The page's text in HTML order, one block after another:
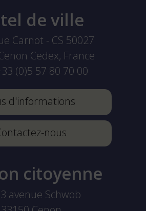
de ville
Carnot - CS 50027
Cedex, France
(0)5 57 80 70 00
d'informations
nous
citoyenne
avenue Schwob